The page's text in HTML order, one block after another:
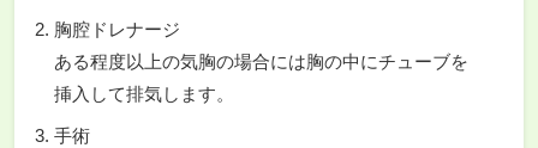
胸腔ドレナージ
ある程度以上の気胸の場合には胸の中にチューブを
挿入して排気します。
手術